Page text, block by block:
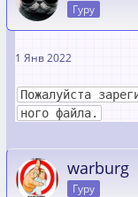
Гуру
1 Янв 2022
Пожалуйста
ного файла.
warburg
Гуру